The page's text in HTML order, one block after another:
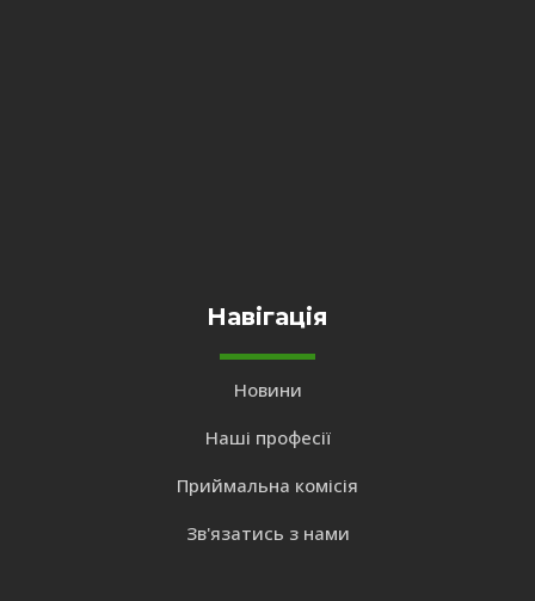
Навігація
Новини
Наші професії
Приймальна комісія
Зв'язатись з нами